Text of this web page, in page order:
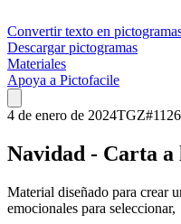
Convertir texto en
Descargar pictogramas
Materiales
Apoya a Pictofacile
4 de enero de 2024TGZ#1126
Navidad - Carta a
Material diseñado para crear
emocionales para